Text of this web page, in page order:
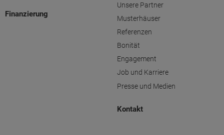
Finanzierung
Unsere Partner
Musterhäuser
Referenzen
Bonität
Engagement
Job und Karriere
Presse und Medien
Kontakt